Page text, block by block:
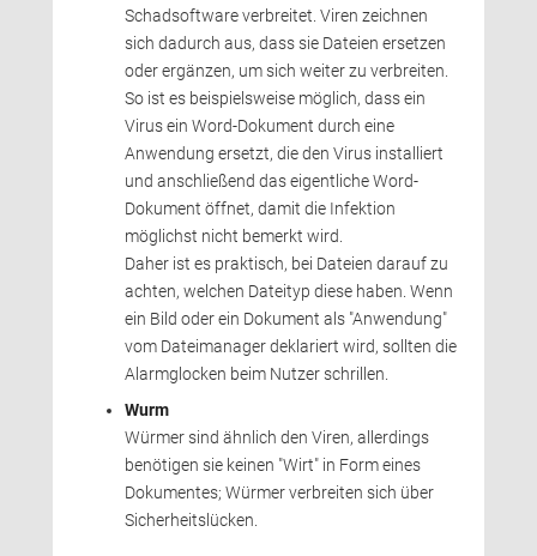
Schadsoftware verbreitet. Viren zeichnen
sich dadurch aus, dass sie Dateien ersetzen
oder ergänzen, um sich weiter zu verbreiten.
So ist es beispielsweise möglich, dass ein
Virus ein Word-Dokument durch eine
Anwendung ersetzt, die den Virus installiert
und anschließend das eigentliche Word-
Dokument öffnet, damit die Infektion
möglichst nicht bemerkt wird.
Daher ist es praktisch, bei Dateien darauf zu
achten, welchen Dateityp diese haben. Wenn
ein Bild oder ein Dokument als "Anwendung"
vom Dateimanager deklariert wird, sollten die
Alarmglocken beim Nutzer schrillen.
Wurm
Würmer sind ähnlich den Viren, allerdings
benötigen sie keinen "Wirt" in Form eines
Dokumentes; Würmer verbreiten sich über
Sicherheitslücken.